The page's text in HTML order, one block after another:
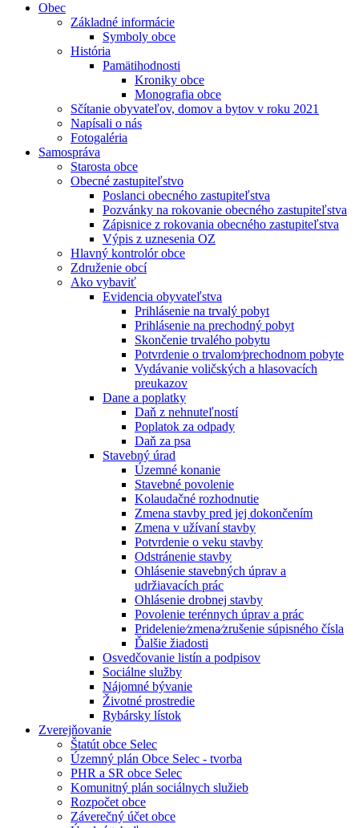
Obec
Základné informácie
Symboly obce
História
Pamätihodnosti
Kroniky obce
Monografia obce
Sčítanie obyvateľov, domov a bytov v roku 2021
Napísali o nás
Fotogaléria
Samospráva
Starosta obce
Obecné zastupiteľstvo
Poslanci obecného zastupiteľstva
Pozvánky na rokovanie obecného zastupiteľstva
Zápisnice z rokovania obecného zastupiteľstva
Výpis z uznesenia OZ
Hlavný kontrolór obce
Združenie obcí
Ako vybaviť
Evidencia obyvateľstva
Prihlásenie na trvalý pobyt
Prihlásenie na prechodný pobyt
Skončenie trvalého pobytu
Potvrdenie o trvalom⁄prechodnom pobyte
Vydávanie voličských a hlasovacích
preukazov
Dane a poplatky
Daň z nehnuteľností
Poplatok za odpady
Daň za psa
Stavebný úrad
Územné konanie
Stavebné povolenie
Kolaudačné rozhodnutie
Zmena stavby pred jej dokončením
Zmena v užívaní stavby
Potvrdenie o veku stavby
Odstránenie stavby
Ohlásenie stavebných úprav a
udržiavacích prác
Ohlásenie drobnej stavby
Povolenie terénnych úprav a prác
Pridelenie⁄zmena⁄zrušenie súpisného čísla
Ďalšie žiadosti
Osvedčovanie listín a podpisov
Sociálne služby
Nájomné bývanie
Životné prostredie
Rybársky lístok
Zverejňovanie
Štatút obce Selec
Územný plán Obce Selec - tvorba
PHR a SR obce Selec
Komunitný plán sociálnych služieb
Rozpočet obce
Záverečný účet obce